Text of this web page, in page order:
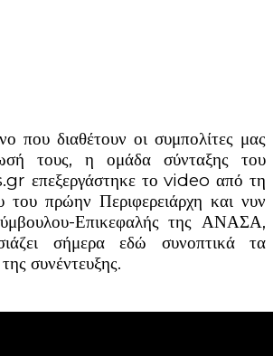
που διαθέτουν οι συμπολίτες μας
τους, η ομάδα σύνταξης του
επεξεργάστηκε το video από τη
του πρώην Περιφερειάρχη και νυν
Επικεφαλής της ΑΝΑΣΑ,
σήμερα εδώ συνοπτικά τα
συνέντευξης.